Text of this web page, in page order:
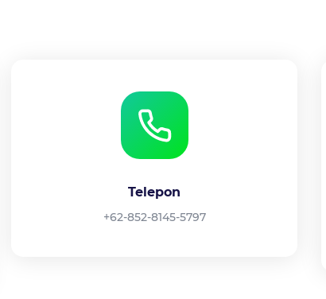
Telepon
+62-852-8145-5797